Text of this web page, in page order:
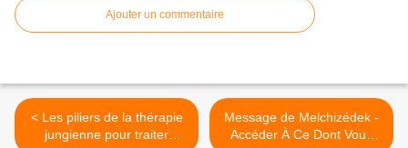
Ajouter un commentaire
< Les piliers de la thérapie
jungienne pour traiter
Message de Melchizédek -
Accéder À Ce Dont Vous